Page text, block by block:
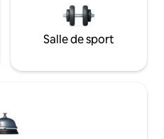
Salle de sport